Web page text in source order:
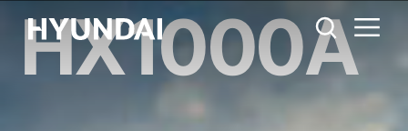
HX1000A 미터법 미국
HX1000A